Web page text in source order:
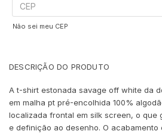
Não sei meu CEP
DESCRIÇÃO DO PRODUTO
A t-shirt estonada savage off white da
em malha pt pré-encolhida 100%
localizada frontal em silk screen, o que
e definição ao desenho. O acabamento